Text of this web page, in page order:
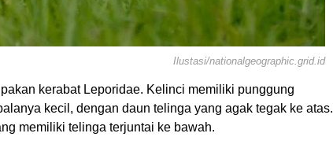
Ilustasi/nationalgeographic.grid.id
kerabat Leporidae. Kelinci memiliki punggung
kecil, dengan daun telinga yang agak tegak ke atas.
memiliki telinga terjuntai ke bawah.